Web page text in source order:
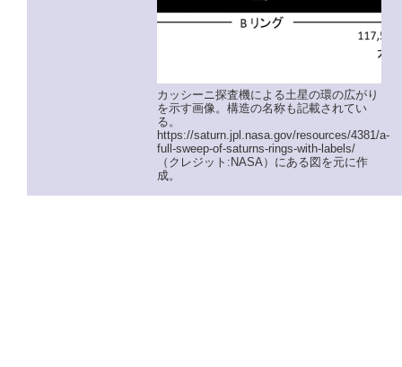
カッシーニ探査機による土星の環の広がり
を示す画像。構造の名称も記載されてい
る。
https://saturn.jpl.nasa.gov/resources/4381/a-
full-sweep-of-saturns-rings-with-labels/
（クレジット:NASA）にある図を元に作
成。